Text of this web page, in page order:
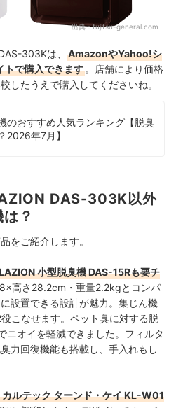
出典：fujitsu-general.com
303Kは、
AmazonやYahoo!シ
トで購入できます 。店舗により価格
したうえで購入してくださいね。
のおすすめ人気ランキング【脱臭
2026年7月】
DAS-303K以外
？
をご紹介します。
小型脱臭機 DAS-15Rも要チ
高さ28.2cm・重量2.2kgとコンパ
設置できる設計が魅力。集じん機
こなせます。ペット臭に対する脱
ニオイを軽減できました。フィルタ
力回復機能も搭載し、手入れもし
ルテック ターンド・ケイ KL-W01